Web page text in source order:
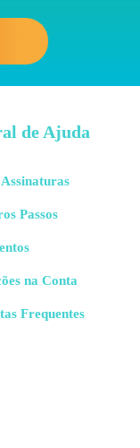
de Ajuda
Assinaturas
Passos
na Conta
Frequentes